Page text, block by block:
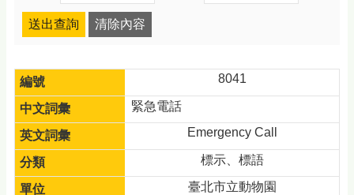
8041
緊急電話
Emergency Call
標示、標語
臺北市立動物園